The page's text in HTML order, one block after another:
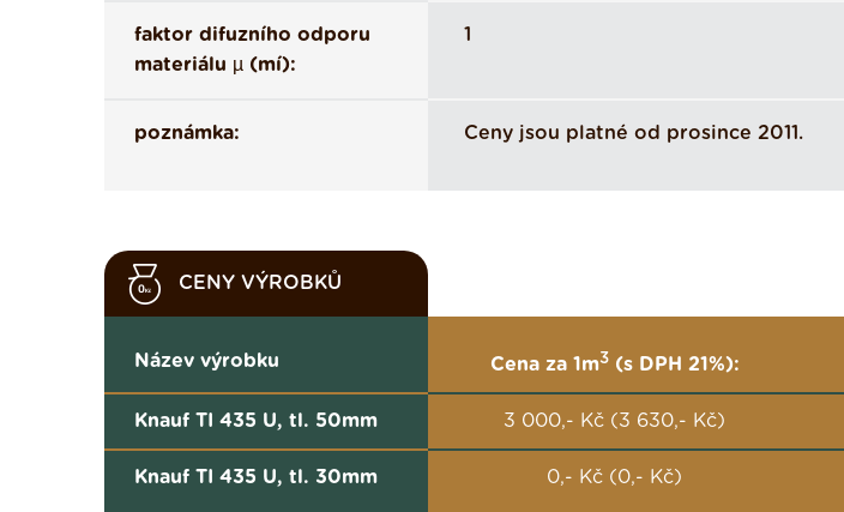
faktor difuzního odporu
materiálu µ (mí):
1
poznámka: Ceny jsou platné od prosince 2011.
CENY VÝROBKŮ
Název výrobku Cena za 1m3(s DPH 21%):
Knauf TI 435 U, tl. 50mm 3 000,- Kč (3 630,- Kč)
Knauf TI 435 U, tl. 30mm 0,- Kč (0,- Kč)